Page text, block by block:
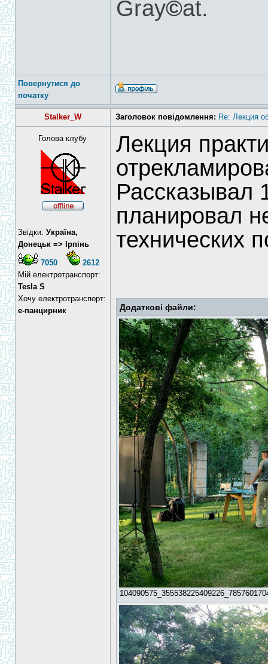
Gray©at.
Повернутися до
початку
Stalker_W Заголовок повідомлення: Re: Лекция
Голова клубу
Звідки: Україна,
Донецьк => Ірпінь
7050
2612
Мій електротранспорт:
Tesla S
Хочу електротранспорт:
е-панцирник
Лекция
Рассказывал
планировал
технических
Додаткові файли: